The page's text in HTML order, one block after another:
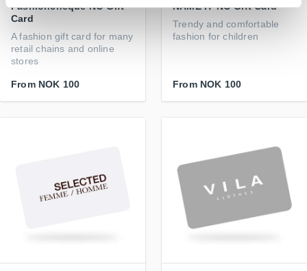
Fashioncheque NO Gift
Card
A fashion gift card for many
retail chains and online
stores
From NOK 100
NAME IT NO Gift Card
Trendy and comfortable
fashion for children
From NOK 100